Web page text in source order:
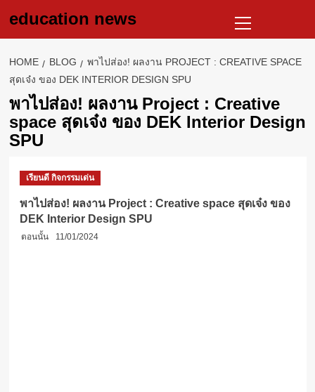
education news
Menu
HOME BLOG
พาไปส่อง! ผลงาน PROJECT : CREATIVE SPACE
สุดเจ๋ง ของ DEK INTERIOR DESIGN SPU
พาไปส่อง! ผลงาน Project : Creative
space สุดเจ๋ง ของ DEK Interior Design
SPU
เรียนดี กิจกรรมเด่น
พาไปส่อง! ผลงาน Project : Creative space สุดเจ๋ง ของ
DEK Interior Design SPU
ตอนนั้น 11/01/2024